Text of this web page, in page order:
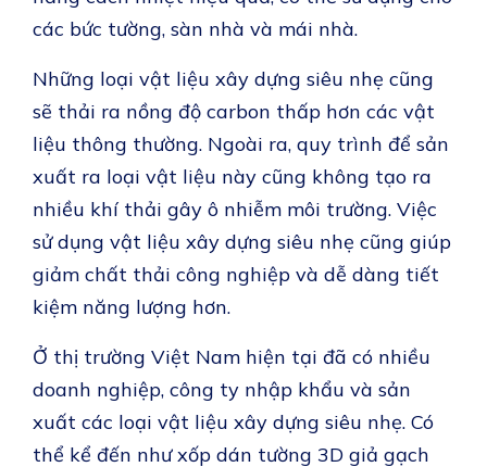
các bức tường, sàn nhà và mái nhà.
Những loại vật liệu xây dựng siêu nhẹ cũng
sẽ thải ra nồng độ carbon thấp hơn các vật
liệu thông thường. Ngoài ra, quy trình để sản
xuất ra loại vật liệu này cũng không tạo ra
nhiều khí thải gây ô nhiễm môi trường. Việc
sử dụng vật liệu xây dựng siêu nhẹ cũng giúp
giảm chất thải công nghiệp và dễ dàng tiết
kiệm năng lượng hơn.
Ở thị trường Việt Nam hiện tại đã có nhiều
doanh nghiệp, công ty nhập khẩu và sản
xuất các loại vật liệu xây dựng siêu nhẹ. Có
thể kể đến như xốp dán tường 3D giả gạch